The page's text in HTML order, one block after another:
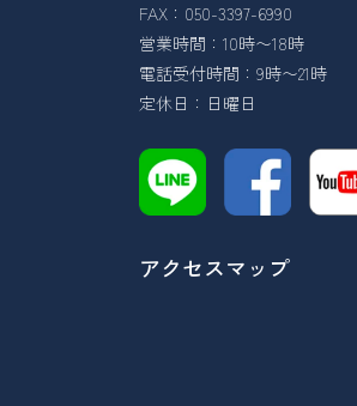
FAX：050-3397-6990
営業時間：10時〜18時
電話受付時間：9時〜21時
定休日：日曜日
アクセスマップ